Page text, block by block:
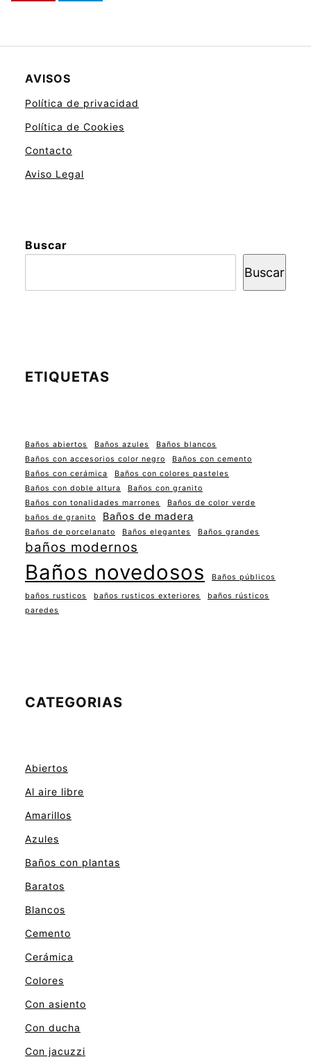
AVISOS
Política de privacidad
Política de Cookies
Contacto
Aviso Legal
Buscar
Buscar
ETIQUETAS
Baños abiertos Baños azules
Baños blancos
Baños con accesorios color negro
Baños con cemento
Baños con cerámica
Baños con colores pasteles
Baños con doble altura
Baños con granito
Baños con tonalidades marrones
Baños de color verde
baños de granito
Baños de madera
Baños de porcelanato Baños elegantes Baños grandes
baños modernos
Baños novedosos Baños públicos
baños rusticos baños rusticos exteriores
baños rústicos
paredes
CATEGORIAS
Abiertos
Al aire libre
Amarillos
Azules
Baños con plantas
Baratos
Blancos
Cemento
Cerámica
Colores
Con asiento
Con ducha
Con jacuzzi